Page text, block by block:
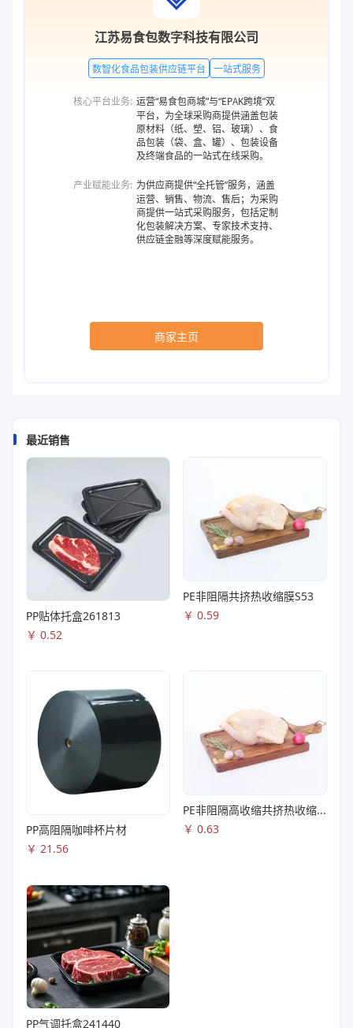
江苏易食包数字科技有限公司
数智化食品包装供应链平台 一站式服务
核心平台业务: 运营“易食包商城”与“EPAK跨境”双
平台，为全球采购商提供涵盖包装
原材料（纸、塑、铝、玻璃）、食
品包装（袋、盒、罐）、包装设备
及终端食品的一站式在线采购。
产业赋能业务: 为供应商提供“全托管”服务，涵盖
运营、销售、物流、售后；为采购
商提供一站式采购服务，包括定制
化包装解决方案、专家技术支持、
供应链金融等深度赋能服务。
商家主页
最近销售
PP贴体托盒261813
￥ 0.52
PE非阻隔共挤热收缩膜S53
￥ 0.59
PP高阻隔咖啡杯片材
￥ 21.56
PE非阻隔高收缩共挤热收缩膜S83
￥ 0.63
PP气调托盒241440